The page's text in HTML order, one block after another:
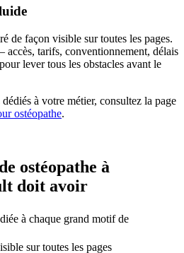
de façon visible sur toutes les pages.
tarifs, conventionnement, délais
lever tous les obstacles avant le
à votre métier, consultez la page
ostéopathe.
ostéopathe à
doit avoir
à chaque grand motif de
sur toutes les pages